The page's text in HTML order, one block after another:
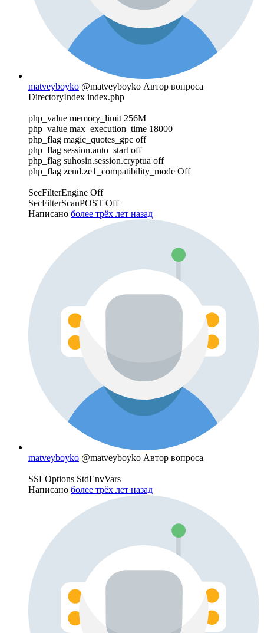
matveyboyko @matveyboyko Автор вопроса
DirectoryIndex index.php
php_value memory_limit 256M
php_value max_execution_time 18000
php_flag magic_quotes_gpc off
php_flag session.auto_start off
php_flag suhosin.session.cryptua off
php_flag zend.ze1_compatibility_mode Off
SecFilterEngine Off
SecFilterScanPOST Off
Написано более трёх лет назад
matveyboyko @matveyboyko Автор вопроса
SSLOptions StdEnvVars
Написано более трёх лет назад